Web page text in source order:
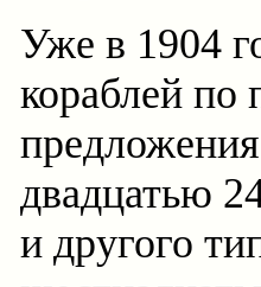
Уже в 1904
кораблей
двадцатью
и другого